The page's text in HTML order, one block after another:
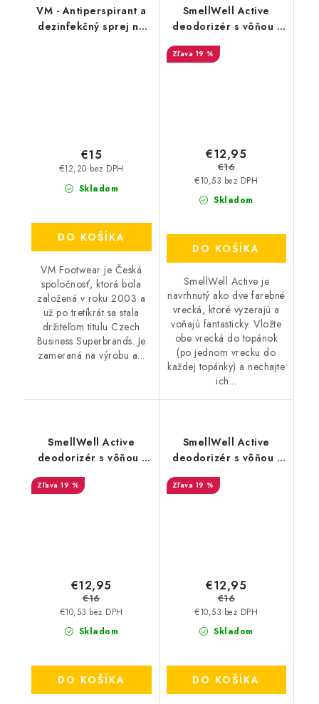
VM - Antiperspirant a
dezinfekčný sprej na
Skladom
€12,20 bez DPH
€15
DO KOŠÍKA
VM Footwear je Česká
spoločnosť, ktorá bola
založená v roku 2003 a
už po tretíkrát sa stala
držiteľom titulu Czech
Business Superbrands. Je
zameraná na výrobu a...
SmellWell Active
deodorizér s vôňou -
Camo Green
19 %
Skladom
€10,53 bez DPH
€12,95
€16
DO KOŠÍKA
SmellWell Active je
navrhnutý ako dve farebné
vrecká, ktoré vyzerajú a
voňajú fantasticky. Vložte
obe vrecká do topánok
(po jednom vrecku do
každej topánky) a nechajte
ich...
SmellWell Active
deodorizér s vôňou -
Black Zebra
19 %
Skladom
€10,53 bez DPH
€12,95
€16
DO KOŠÍKA
SmellWell Active
deodorizér s vôňou -
Leopard Blue
19 %
Skladom
€10,53 bez DPH
€12,95
€16
DO KOŠÍKA